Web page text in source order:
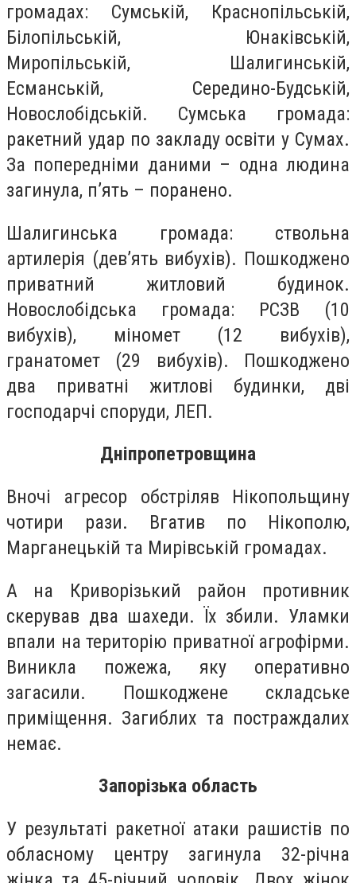
громадах: Сумській, Краснопільській,
Білопільській, Юнаківській,
Миропільській, Шалигинській,
Есманській, Середино-Будській,
Новослобідській. Сумська громада:
ракетний удар по закладу освіти у Сумах.
За попередніми даними – одна людина
загинула, п’ять – поранено.
Шалигинська громада: ствольна
артилерія (дев’ять вибухів). Пошкоджено
приватний житловий будинок.
Новослобідська громада: РСЗВ (10
вибухів), міномет (12 вибухів),
гранатомет (29 вибухів). Пошкоджено
два приватні житлові будинки, дві
господарчі споруди, ЛЕП.
Дніпропетровщина
Вночі агресор обстріляв Нікопольщину
чотири рази. Вгатив по Нікополю,
Марганецькій та Мирівській громадах.
А на Криворізький район противник
скерував два шахеди. Їх збили. Уламки
впали на територію приватної агрофірми.
Виникла пожежа, яку оперативно
загасили. Пошкоджене складське
приміщення. Загиблих та постраждалих
немає.
Запорізька область
У результаті ракетної атаки рашистів по
обласному центру загинула 32-річна